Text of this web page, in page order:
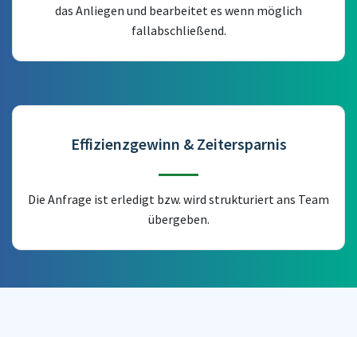
das Anliegen und bearbeitet es wenn möglich
fallabschließend.
Effizienzgewinn & Zeitersparnis
Die Anfrage ist erledigt bzw. wird strukturiert ans Team
übergeben.